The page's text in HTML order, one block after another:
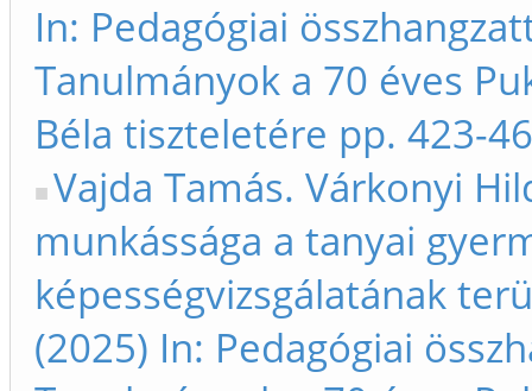
In: Pedagógiai
Tanulmányok a 70 éves
Béla tiszteletére pp. 423-
Vajda Tamás. Várkonyi
munkássága a tanyai
képességvizsgálatának
(2025) In: Pedagógiai